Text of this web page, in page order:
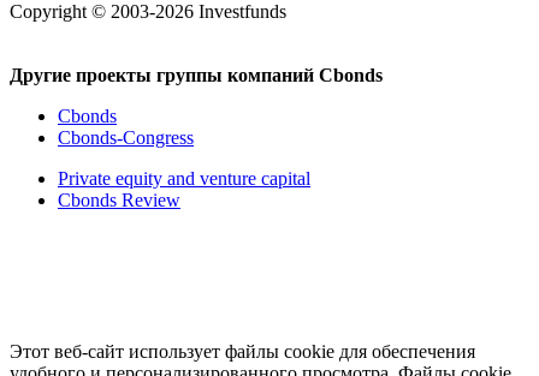
Copyright © 2003-2026 Investfunds
Другие проекты группы компаний Cbonds
Cbonds
Cbonds-Congress
Private equity and venture capital
Cbonds Review
Этот веб-сайт использует файлы cookie для обеспечения